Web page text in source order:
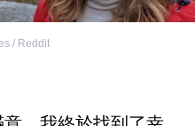
/ Reddit